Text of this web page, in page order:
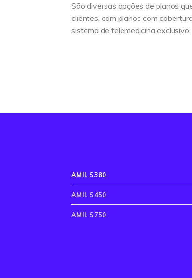
São diversas opções de planos
clientes, com planos com
sistema de telemedicina exclusivo.
AMIL S380
AMIL S450
AMIL S750